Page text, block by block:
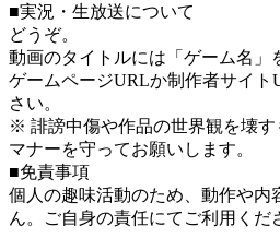
■実況・生放送について
どうぞ。
動画のタイトルには「ゲーム名」
ゲームページURLか制作者サイト
さい。
※ 誹謗中傷や作品の世界観を壊す
マナーを守ってお願いします。
■免責事項
個人の趣味活動のため、動作や内
ん。ご自身の責任にてご利用くだ